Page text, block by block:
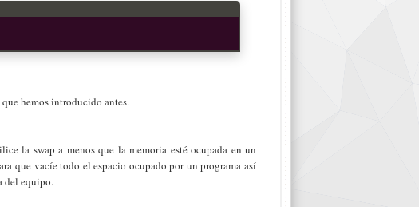
hemos introducido antes.
la swap a menos que la memoria esté ocupada en un
que vacíe todo el espacio ocupado por un programa así
del equipo.